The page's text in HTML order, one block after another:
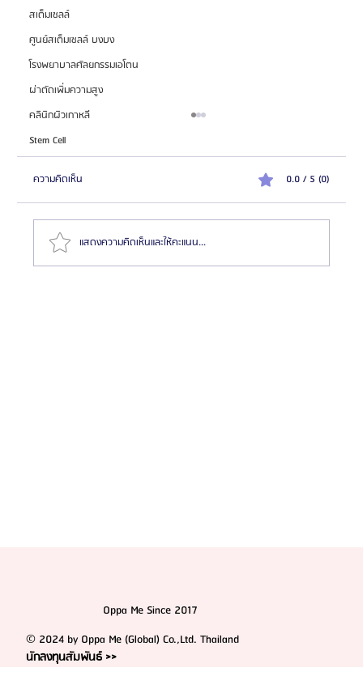
สเต็มเซลล์
ศูนย์สเต็มเซลล์ บงบง
โรงพยาบาลศัลยกรรมเอโตน
ผ่าตัดเพิ่มความสูง
คลินิกผิวเกาหลี
Stem Cell
ความคิดเห็น 0.0 / 5 (0)
แสดงความคิดเห็นและให้คะแนน...
Oppa Me Since 2017
© 2024 by Oppa Me (Global) Co.,Ltd. Thailand
นักลงทุนสัมพันธ์ >>